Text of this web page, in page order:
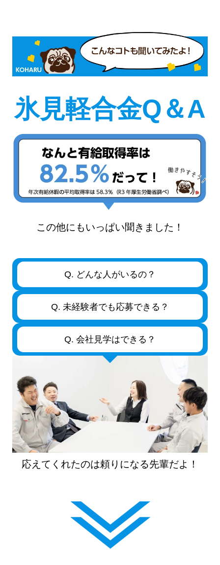
氷見軽合金Q＆A
この他にもいっぱい聞きました！
Q. どんな人がいるの？
Q. 未経験者でも応募できる？
Q. 会社見学はできる？
応えてくれたのは頼りになる先輩だよ！